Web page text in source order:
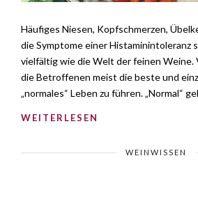
Häufiges Niesen, Kopfschmerzen,
die Symptome einer Histaminintoleranz
vielfältig wie die Welt der feinen Weine.
die Betroffenen meist die beste und
„normales“ Leben zu führen. „Normal“
WEITERLESEN
WEINWISSEN